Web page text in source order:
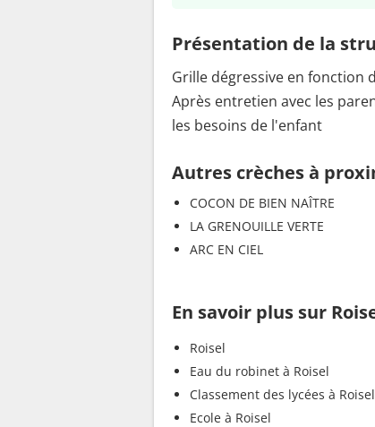
Présentation de la
Grille dégressive en fonction
Après entretien avec les
les besoins de l'enfant
Autres crèches à
COCON DE BIEN NAÎTRE
LA GRENOUILLE VERTE
ARC EN CIEL
En savoir plus sur
Roisel
Eau du robinet à Roisel
Classement des lycées à Roisel
Ecole à Roisel